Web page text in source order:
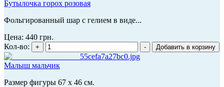
Бутылочка горох розовая
Фольгированный шар с гелием в виде...
Цена: 440 грн.
Кол-во:
Малыш мальчик
Размер фигуры 67 х 46 см.